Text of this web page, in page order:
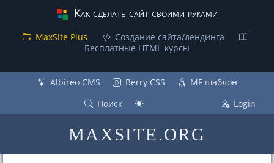
Как сделать сайт своими руками
MaxSite Plus
Создание сайта/лендинга
Бесплатные НТML-курсы
MAXSITE.ORG
Albireo CMS Berry CSS
MF шаблон
Поиск
Login